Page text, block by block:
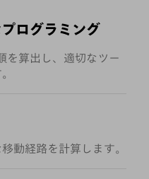
ログラミング
を算出し、適切なツー
動経路を計算します。